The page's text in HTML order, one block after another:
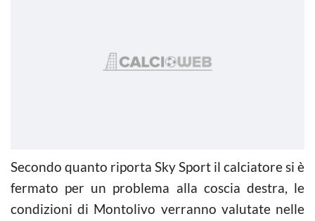
Secondo quanto riporta Sky Sport il calciatore si è
fermato per un problema alla coscia destra, le
condizioni di Montolivo verranno valutate nelle